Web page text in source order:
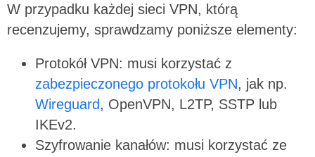
W przypadku każdej sieci VPN, którą
recenzujemy, sprawdzamy poniższe elementy:
Protokół VPN: musi korzystać z
zabezpieczonego protokołu VPN, jak np.
Wireguard, OpenVPN, L2TP, SSTP lub
IKEv2.
Szyfrowanie kanałów: musi korzystać ze